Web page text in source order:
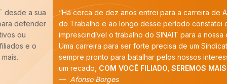
“Há cerca de dez anos entrei para a carreira de Auditoria-Fiscal
do Trabalho e ao longo desse período constatei que é
imprescindível o trabalho do SINAIT para a nossa categoria.
Uma carreira para ser forte precisa de um Sindicato forte,
sempre pronto para batalhar pelos nossos interesses. E tenho
COM VOCÊ FILIADO, SEREMOS MAIS!”
Afonso Borges